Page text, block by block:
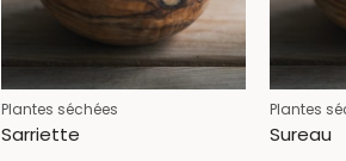
Plantes séchées
Sarriette
Plantes
Sureau